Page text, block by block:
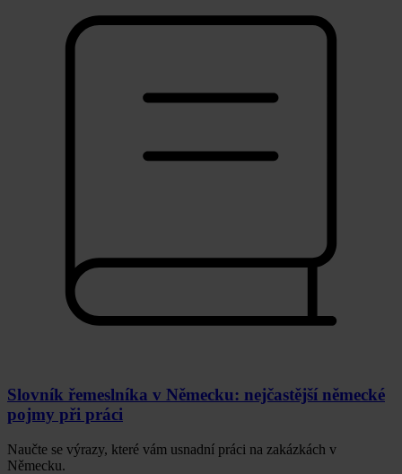
Slovník řemeslníka v Německu: nejčastější německé
pojmy při práci
Naučte se výrazy, které vám usnadní práci na zakázkách v
Německu.